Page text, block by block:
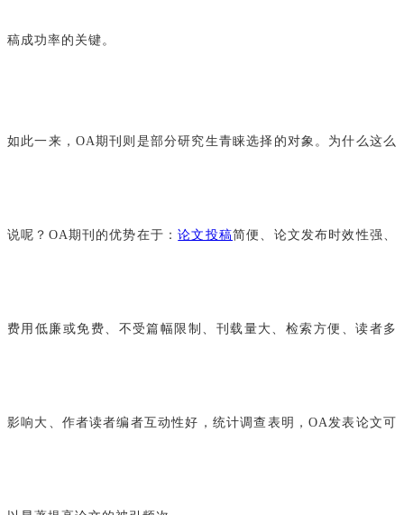
稿成功率的关键。
如此一来，OA期刊则是部分研究生青睐选择的对象。为什么这么
说呢？OA期刊的优势在于：论文投稿简便、论文发布时效性强、
费用低廉或免费、不受篇幅限制、刊载量大、检索方便、读者多
影响大、作者读者编者互动性好，统计调查表明，OA发表论文可